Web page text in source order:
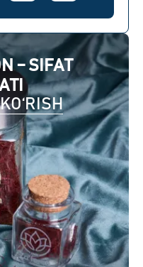
– SIFAT